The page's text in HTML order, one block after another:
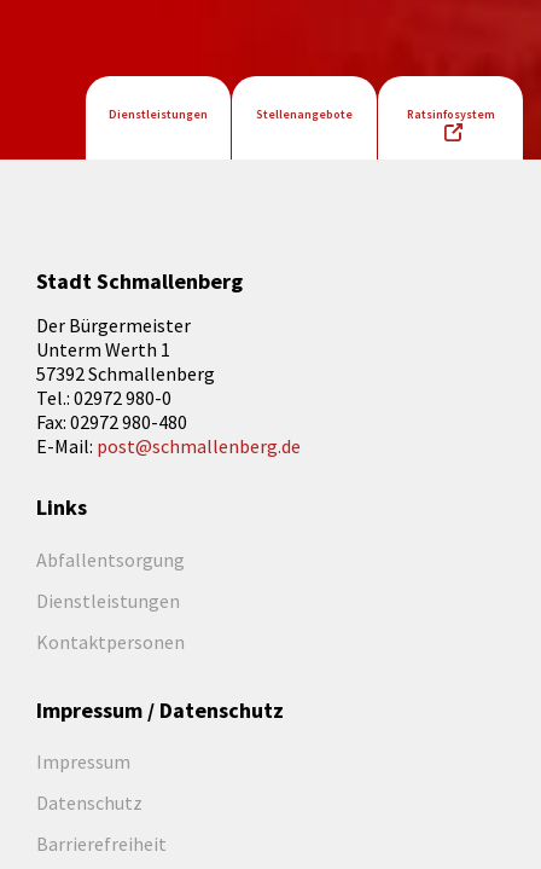
Dienstleistungen Stellenangebote Ratsinfosystem
Stadt Schmallenberg
Der Bürgermeister
Unterm Werth 1
57392 Schmallenberg
Tel.: 02972 980-0
Fax: 02972 980-480
E-Mail: post@schmallenberg.de
Links
Abfallentsorgung
Dienstleistungen
Kontaktpersonen
Impressum / Datenschutz
Impressum
Datenschutz
Barrierefreiheit